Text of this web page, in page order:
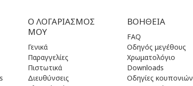
Ο ΛΟΓΑΡΙΑΣΜΌΣ
ΜΟΥ
Γενικά
Παραγγελίες
Πιστωτικά
Διευθύνσεις
ΒΟΉΘΕΙΑ
FAQ
Οδηγός μεγέθους
Χρωματολόγιο
Downloads
Οδηγίες κουπονιών